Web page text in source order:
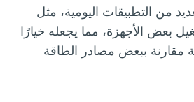
من التطبيقات اليومية، مثل
بعض الأجهزة، مما يجعله خيارًا
مقارنة ببعض مصادر الطاقة